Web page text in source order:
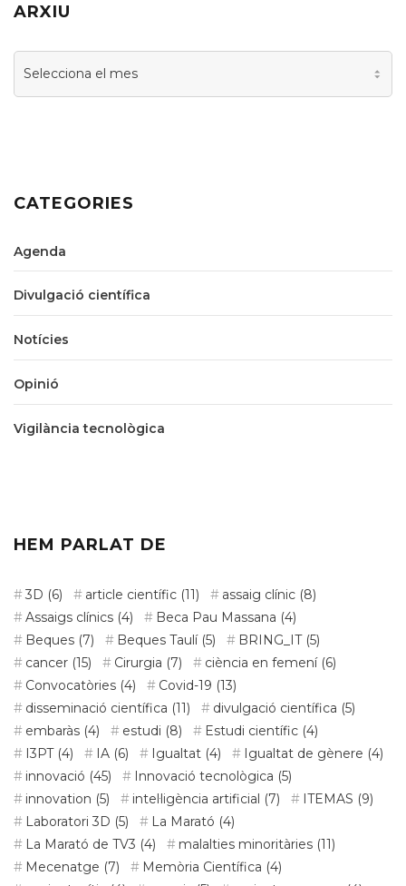
ARXIU
Arxiu
CATEGORIES
Agenda
Divulgació científica
Notícies
Opinió
Vigilància tecnològica
HEM PARLAT DE
3D (6) article científic (11) assaig clínic (8)
Assaigs clínics (4) Beca Pau Massana (4)
Beques (7) Beques Taulí(5) BRING_IT(5)
cancer (15) Cirurgia (7) ciència en femení(6)
Convocatòries (4) Covid-19 (13)
disseminació científica (11) divulgació científica (5)
embaràs (4) estudi (8) Estudi científic (4)
I3PT(4) IA (6) Igualtat (4) Igualtat de gènere (4)
innovació (45) Innovació tecnològica (5)
innovation (5) intel·ligència artificial (7) ITEMAS (9)
Laboratori 3D (5) La Marató (4)
La Marató de TV3 (4) malalties minoritàries (11)
Mecenatge (7) Memòria Científica (4)